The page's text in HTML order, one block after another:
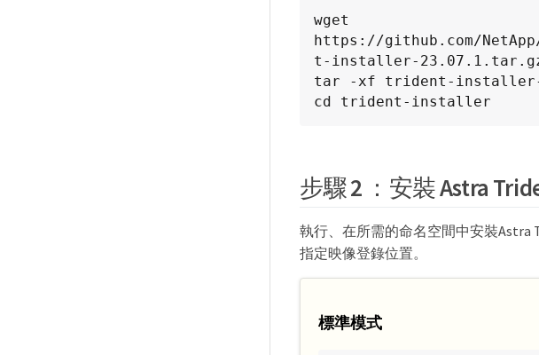
wget
https://github.com/
t-installer-
tar -xf trident-installer-
cd trident-installer
步驟 2 ：安裝 Astra
執行、在所需的命名空間中安裝Astra
指定映像登錄位置。
標準模式